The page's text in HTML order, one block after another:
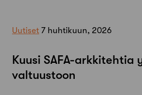
Uutiset 7 huhtikuun, 2026
Kuusi SAFA-arkkitehtia
valtuustoon